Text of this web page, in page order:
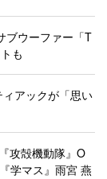
ブウーファー「T
も
アックが「思い
攻殻機動隊』O
学マス』雨宮 燕